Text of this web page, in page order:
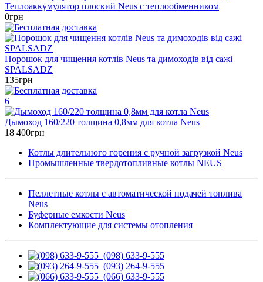
Теплоаккумулятор плоский Neus с теплообменником
0грн
Порошок для чищення котлів Neus та димоходів від сажі
SPALSADZ
135грн
6
Дымоход 160/220 толщина 0,8мм для котла Neus
18 400грн
Котлы длительного горения с ручной загрузкой Neus
Промышленные твердотопливные котлы NEUS
Пеллетные котлы с автоматической подачей топлива
Neus
Буферные емкости Neus
Комплектующие для системы отопления
(098) 633-9-555
(093) 264-9-555
(066) 633-9-555